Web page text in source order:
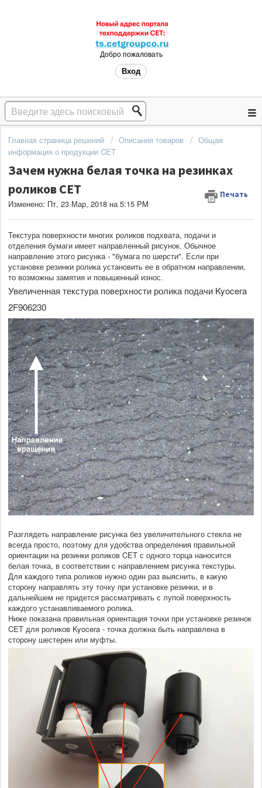
Добро пожаловать
Вход
Главная страница решений Описания товаров
Общая
информация о продукции CET
Зачем нужна белая точка на резинках
роликов CET
Печать
Изменено: Пт, 23 Мар, 2018 на 5:15 PM
Текстура поверхности многих роликов подхвата, подачи и
отделения бумаги имеет направленный рисунок. Обычное
направление этого рисунка - "бумага по шерсти". Если при
установке резинки ролика установить ее в обратном направлении,
то возможны замятия и повышенный износ.
Увеличенная текстура поверхности ролика подачи Kyocera
2F906230
Разглядеть направление рисунка без увеличительного стекла не
всегда просто, поэтому для удобства определения правильной
ориентации на резинки роликов CET с одного торца наносится
белая точка, в соответствии с направлением рисунка текстуры.
Для каждого типа роликов нужно один раз выяснить, в какую
сторону направлять эту точку при установке резинки, и в
дальнейшем не придется рассматривать с лупой поверхность
каждого устанавливаемого ролика.
Ниже показана правильная ориентация точки при установке резинок
CET для роликов Kyocera - точка должна быть направлена в
сторону шестерен или муфты.